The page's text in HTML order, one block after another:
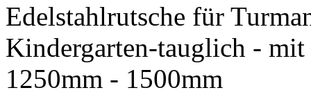
Edelstahlrutsche für
Kindergarten-tauglich - mit
1250mm - 1500mm